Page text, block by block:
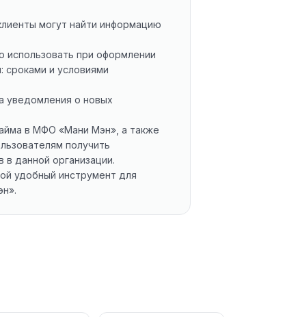
могут найти информацию
при оформлении
сроками и условиями
уведомления о новых
в МФО «Мани Мэн», а также
получить
данной организации.
удобный инструмент для